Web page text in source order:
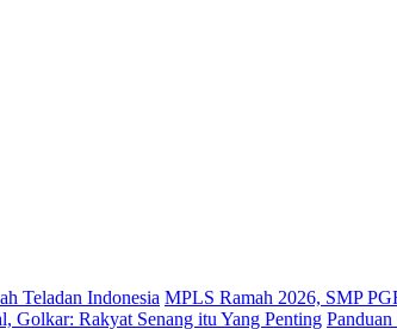
Teladan Indonesia MPLS Ramah 2026, SMP
Golkar: Rakyat Senang itu Yang Penting